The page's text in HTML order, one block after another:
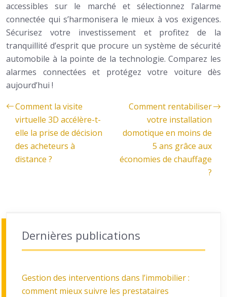
accessibles sur le marché et sélectionnez l’alarme
connectée qui s’harmonisera le mieux à vos exigences.
Sécurisez votre investissement et profitez de la
tranquillité d’esprit que procure un système de sécurité
automobile à la pointe de la technologie. Comparez les
alarmes connectées et protégez votre voiture dès
aujourd’hui !
Comment la visite
virtuelle 3D accélère-t-
elle la prise de décision
des acheteurs à
distance ?
Comment rentabiliser
votre installation
domotique en moins de
5 ans grâce aux
économies de chauffage
?
Dernières publications
Gestion des interventions dans l’immobilier :
comment mieux suivre les prestataires